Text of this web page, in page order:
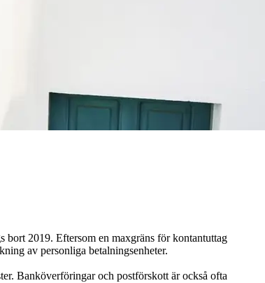
bort 2019. Eftersom en maxgräns för kontantuttag
av personliga betalningsenheter.
Banköverföringar och postförskott är också ofta